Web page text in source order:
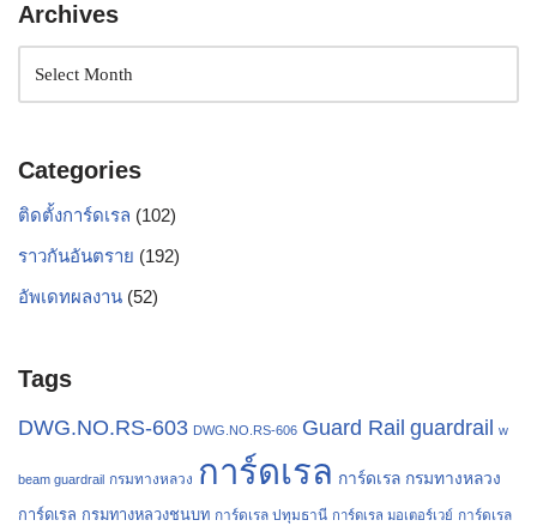
Archives
Categories
ติดตั้งการ์ดเรล (102)
ราวกันอันตราย (192)
อัพเดทผลงาน (52)
Tags
DWG.NO.RS-603 DWG.NO.RS-606 Guard Rail guardrail w
beam guardrail กรมทางหลวง การ์ดเรล การ์ดเรล กรมทางหลวง
การ์ดเรล กรมทางหลวงชนบท การ์ดเรล ปทุมธานี การ์ดเรล มอเตอร์เวย์ การ์ดเรล